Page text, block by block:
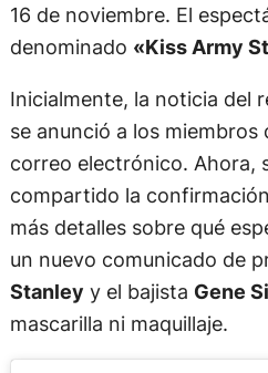
16 de noviembre. El
denominado «Kiss Army
Inicialmente, la noticia del
se anunció a los
correo electrónico. Ahora,
compartido la
más detalles sobre qué
un nuevo comunicado de
Stanley y el bajista Gene
mascarilla ni maquillaje.